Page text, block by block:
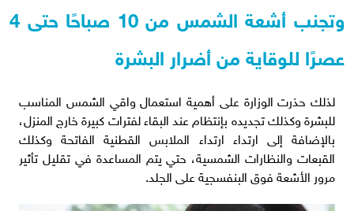
وتجنب أشعة الشمس من 10 صباحًا حتى 4
عصرًا للوقاية من أضرار البشرة
لذلك حذرت الوزارة على أهمية استعمال واقي الشمس المناسب
للبشرة وكذلك تجديده بإنتظام عند البقاء لفترات كبيرة خارج المنزل،
بالإضافة إلى ارتداء ارتداء الملابس القطنية الفاتحة وكذلك
القبعات والنظارات الشمسية، حتي يتم المساعدة في تقليل تأثير
مرور الأشعة فوق البنفسجية على الجلد.